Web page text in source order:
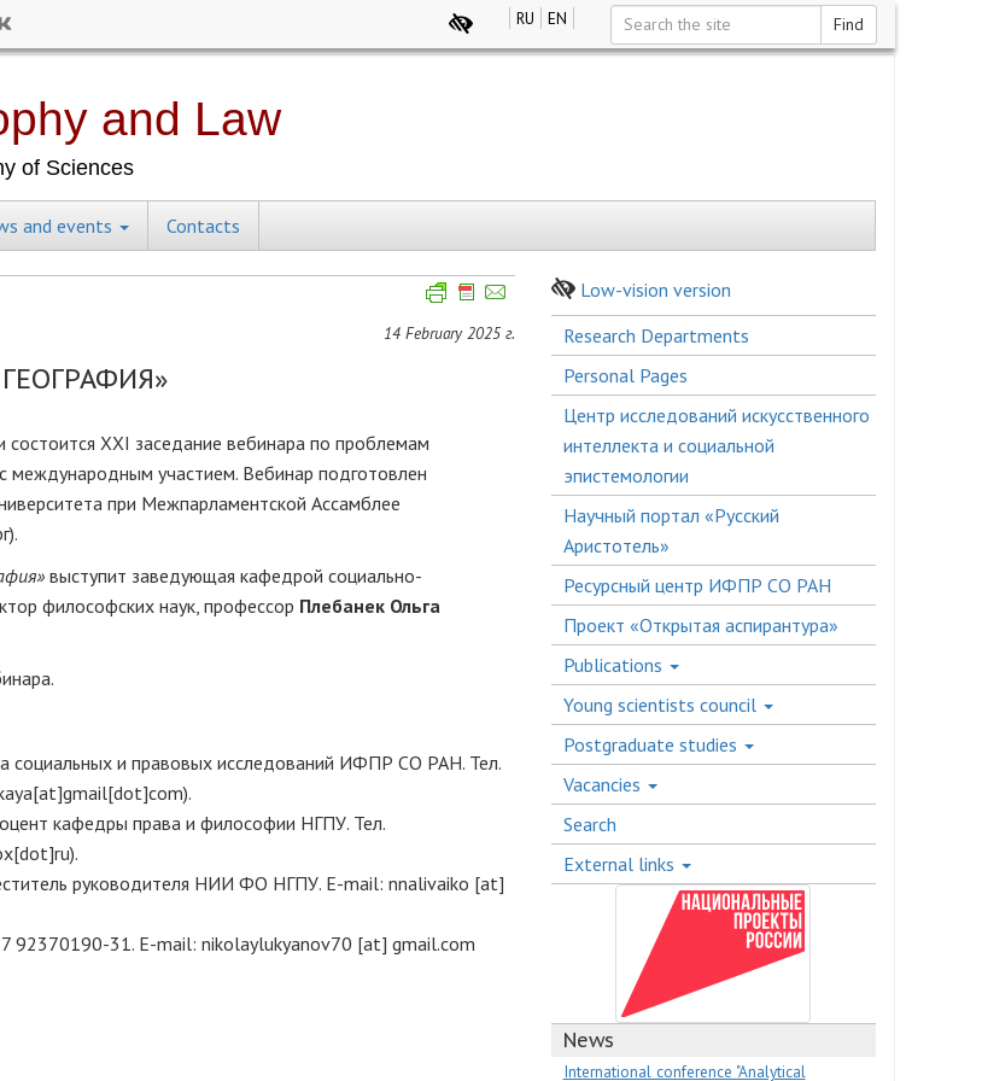
RU EN Find
and events Contacts
14 February 2025 г.
XXI заседание вебинара по проблемам
международным участием. Вебинар подготовлен
при Межпарламентской Ассамблее
выступит заведующая кафедрой социально-
философских наук, профессор Плебанек Ольга
социальных и правовых исследований ИФПР СО РАН. Тел.
.
кафедры права и философии НГПУ. Тел.
.
руководителя НИИ ФО НГПУ. E-mail: nnalivaiko [at]
92370190-31. E-mail: nikolaylukyanov70 [at] gmail.com
Low-vision version
Боковое
меню
Research Departments
Personal Pages
Центр исследований искусственного
интеллекта и социальной
эпистемологии
Научный портал «Русский
Аристотель»
Ресурсный центр ИФПР СО РАН
Проект «Открытая аспирантура»
Publications
Young scientists council
Postgraduate studies
Vacancies
Search
External links
News
International conference "Analytical